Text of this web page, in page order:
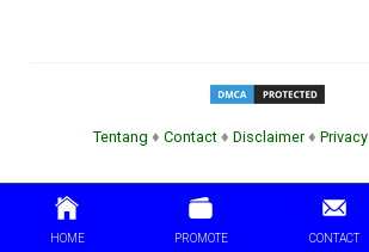
Tentang ♦ Contact ♦ Disclaimer♦ Privacy
HOME PROMOTE CONTACT